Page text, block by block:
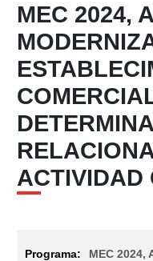
MEC 2024,
ACTIVIDAD
MEC 2024,